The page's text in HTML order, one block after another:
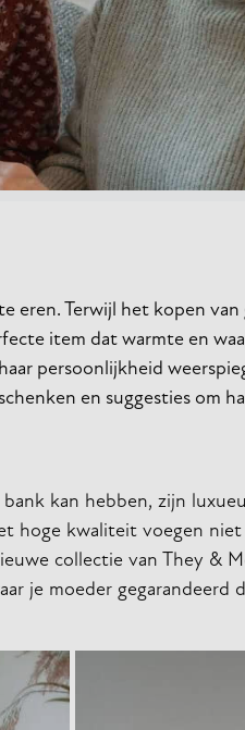
eren. Terwijl het kopen
item dat warmte en
persoonlijkheid
en suggesties om
kan hebben, zijn
hoge kwaliteit voegen
collectie van They &
je moeder